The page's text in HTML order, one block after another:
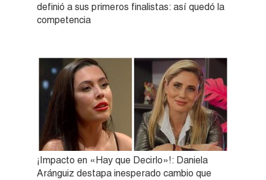
definió a sus primeros finalistas: así quedó la
competencia
¡Impacto en «Hay que Decirlo»!: Daniela
Aránguiz destapa inesperado cambio que